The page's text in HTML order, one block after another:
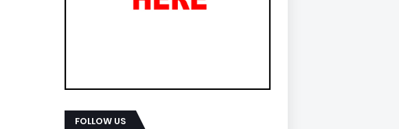
FOLLOW US